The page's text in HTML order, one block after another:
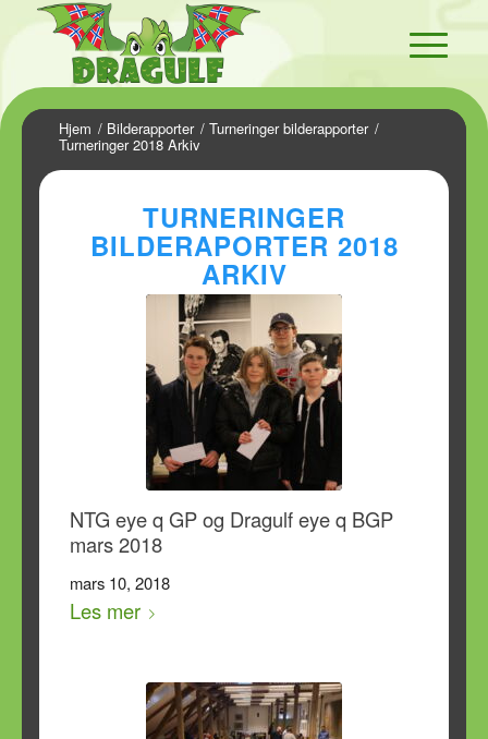
Hjem / Bilderapporter / Turneringer bilderapporter /
Turneringer 2018 Arkiv
TURNERINGER
BILDERAPORTER 2018
ARKIV
NTG eye q GP og Dragulf eye q BGP
mars 2018
mars 10, 2018
Les mer